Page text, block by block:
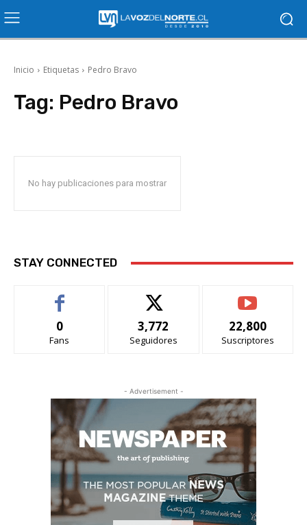
Inicio Etiquetas Pedro Bravo
Tag: Pedro Bravo
No hay publicaciones para mostrar
STAY CONNECTED
0
Fans
3,772
Seguidores
22,800
Suscriptores
- Advertisement -